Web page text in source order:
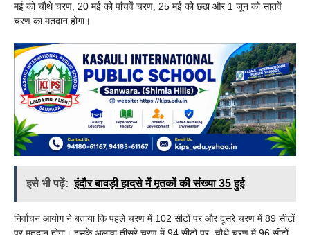
मई को चौथे चरण, 20 मई को पांचवें चरण, 25 मई को छठा और 1 जून को सातवें
चरण का मतदान होगा।
इसे भी पढ़ें: इंदौर बावड़ी हादसे में मृतकों की संख्या 35 हुई
निर्वाचन आयोग ने बताया कि पहले चरण में 102 सीटों पर और दूसरे चरण में 89 सीटों